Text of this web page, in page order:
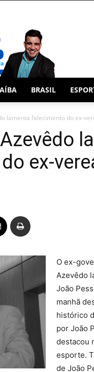
BRASIL
lamenta falecimento do ex-
ex-
O ex-
Azevêdo
João
manhã
histórico
por João
destacou
esporte.
de João